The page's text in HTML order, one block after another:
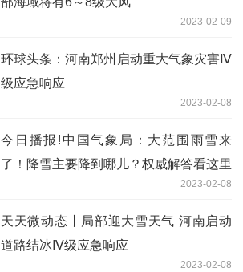
2023-02-09
环球头条：河南郑州启动重大气象灾害Ⅳ
级应急响应
2023-02-08
今日播报!中国气象局：大范围雨雪来
了！降雪主要降到哪儿？权威解答看这里
2023-02-08
天天微动态丨局部迎大雪天气 河南启动
道路结冰Ⅳ级应急响应
2023-02-08